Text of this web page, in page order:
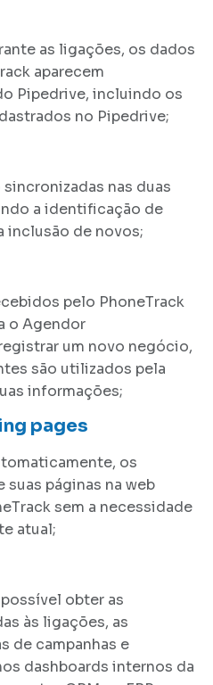
as ligações, os dados
aparecem
Pipedrive, incluindo os
no Pipedrive;
nas duas
a identificação de
inclusão de novos;
pelo PhoneTrack
o Agendor
um novo negócio,
são utilizados pela
informações;
pages
os
páginas na web
sem a necessidade
atual;
obter as
às ligações, as
de campanhas e
dashboards internos da